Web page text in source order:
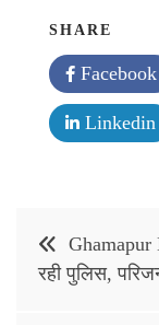
SHARE
Facebook
Linkedin
Post
navigation
Ghamapur
रही पुलिस,